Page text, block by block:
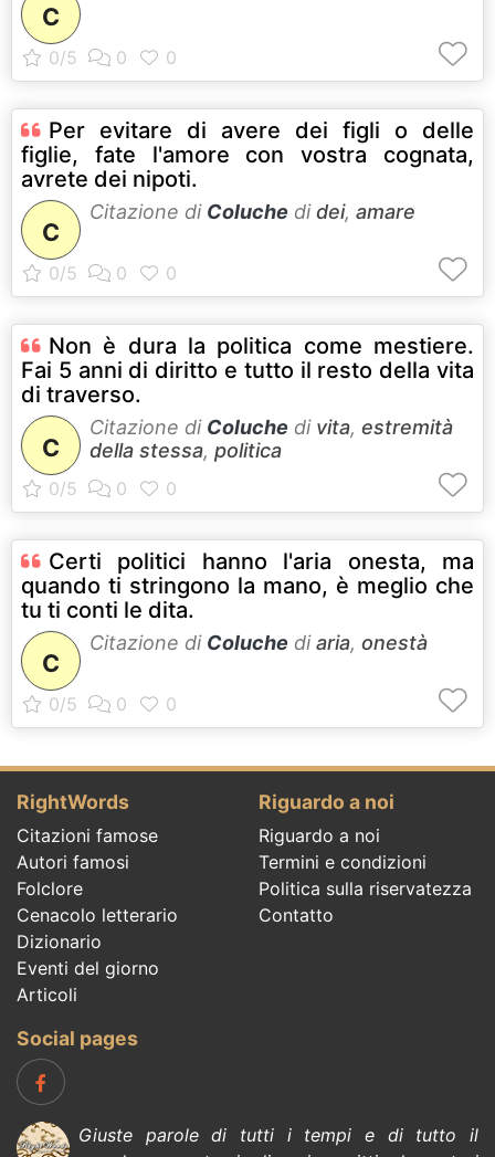
C
Per evitare di avere dei figli o delle
figlie, fate l'amore con vostra cognata,
avrete dei nipoti.
C
Citazione di Coluche didei, amare
Non è dura la politica come mestiere.
Fai 5 anni di diritto e tutto il resto della vita
di traverso.
C
Citazione di Coluche di vita, estremità
della stessa, politica
Certi politici hanno l'aria onesta, ma
quando ti stringono la mano, è meglio che
tu ti conti le dita.
C
Citazione di Coluche diaria, onestà
RightWords
Citazioni famose
Autori famosi
Folclore
Cenacolo letterario
Dizionario
Eventi del giorno
Articoli
Riguardo a noi
Riguardo a noi
Termini e condizioni
Politica sulla riservatezza
Contatto
Social pages
Giuste parole di tutti i tempi e di tutto il